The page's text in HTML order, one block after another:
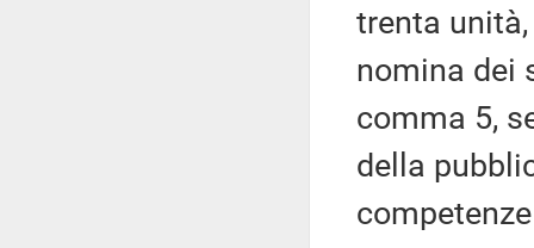
trenta
nomina dei
comma 5,
della